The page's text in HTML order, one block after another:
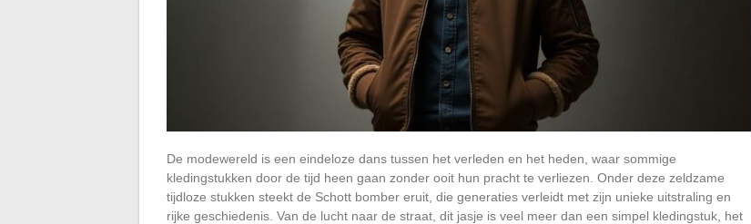
De modewereld is een eindeloze dans tussen het verleden en het heden, waar sommige
kledingstukken door de tijd heen gaan zonder ooit hun pracht te verliezen. Onder deze zeldzame
tijdloze stukken steekt de Schott bomber eruit, die generaties verleidt met zijn unieke uitstraling en
rijke geschiedenis. Van de lucht naar de straat, dit jasje is veel meer dan een simpel kledingstuk, het